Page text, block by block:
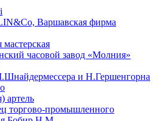
Варшавская фирма
мастерская
часовой завод «Молния»
и Н.Гершенгорна
артель
торгово-промышленного